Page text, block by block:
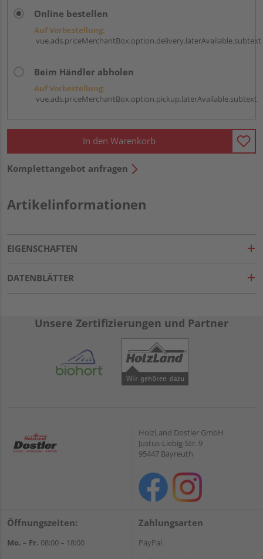
Online bestellen
Auf Vorbestellung:
vue.ads.priceMerchantBox.option.delivery.laterAvailable.subtext
Beim Händler abholen
Auf Vorbestellung:
vue.ads.priceMerchantBox.option.pickup.laterAvailable.subtext
In den Warenkorb
Komplettangebot anfragen
Artikelinformationen
EIGENSCHAFTEN
DATENBLÄTTER
Unsere Zertifizierungen und Partner
HolzLand Dostler GmbH
Justus-Liebig-Str. 9
95447 Bayreuth
Öffnungszeiten:
Mo. – Fr. 08:00 – 18:00
Zahlungsarten
PayPal